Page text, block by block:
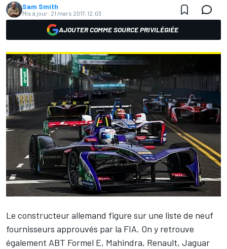
Sam Smith
Mis à jour: 21 mars 2017, 12:03
AJOUTER COMME SOURCE PRIVILÉGIÉE
Le constructeur allemand figure sur une liste de neuf
fournisseurs approuvés par la FIA. On y retrouve
également ABT Formel E, Mahindra, Renault, Jaguar